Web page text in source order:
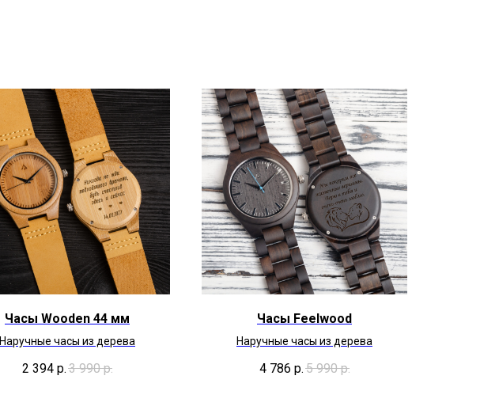
Часы Wooden 44 мм
Наручные часы из дерева
2 394 р.3 990 р.
Часы Feelwood
Наручные часы из дерева
4 786 р.5 990 р.